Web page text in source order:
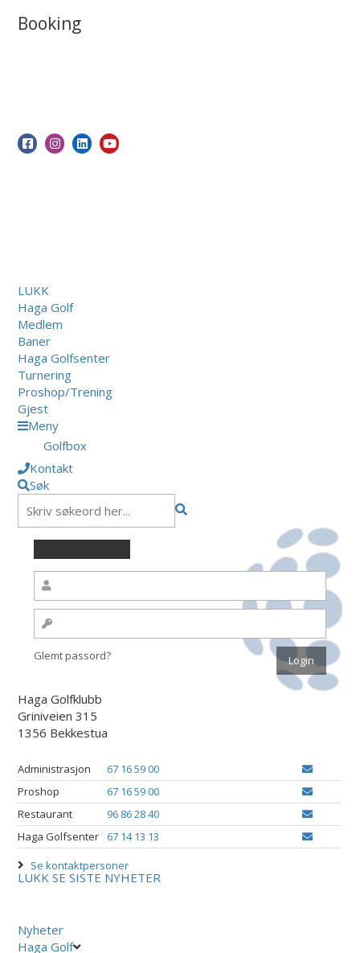
Booking
LUKK
Haga Golf
Medlem
Baner
Haga Golfsenter
Turnering
Proshop/Trening
Gjest
Meny
Golfbox
Kontakt
Søk
Glemt passord?
Haga Golfklubb
Griniveien 315
1356 Bekkestua
Administrasjon
67 16 59 00
Proshop
67 16 59 00
Restaurant
96 86 28 40
Haga Golfsenter
67 14 13 13
Se kontaktpersoner
LUKK SE SISTE NYHETER
Nyheter
Haga Golf